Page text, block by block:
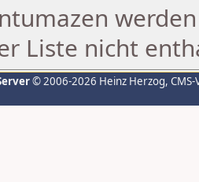
Liste nicht
© 2006-2026 Heinz Herzog,